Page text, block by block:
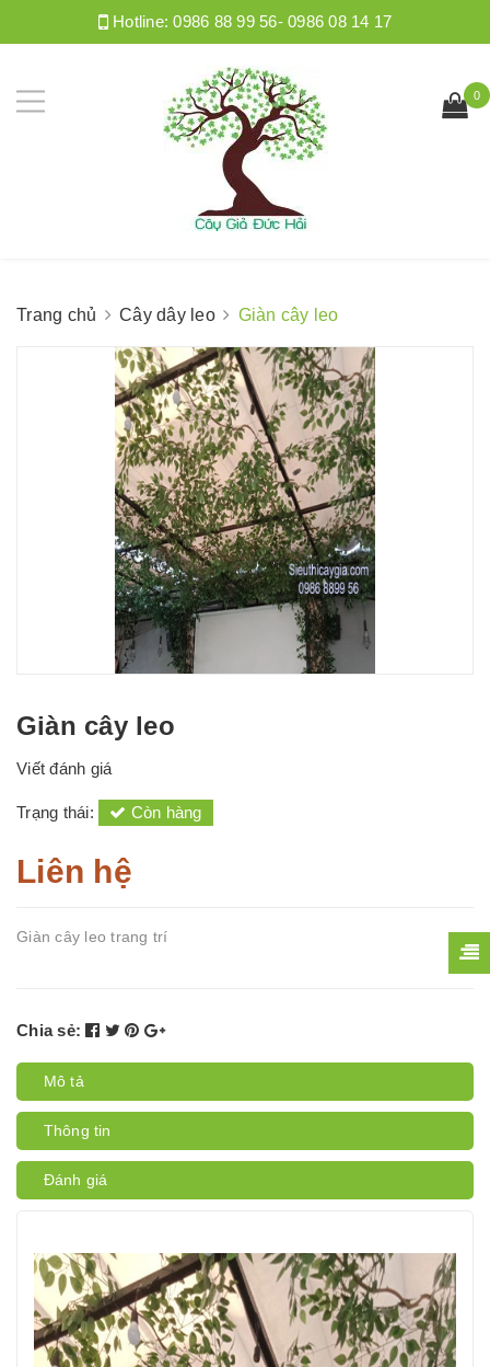
Hotline:0986 88 99 56- 0986 08 14 17
0
Trang chủ Cây dây leo Giàn cây leo
Giàn cây leo
Viết đánh giá
Trạng thái: Còn hàng
Liên hệ
Giàn cây leo trang trí
Chia sẻ:
Mô tả
Thông tin
Đánh giá